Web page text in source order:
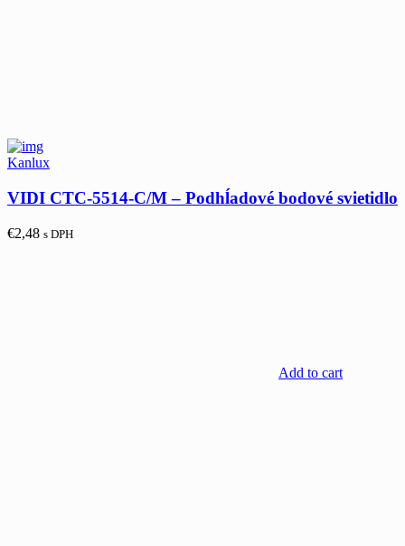
Kanlux
VIDI CTC-5514-C/M – Podhĺadové bodové svietidlo
€2,48 s DPH
Add to cart